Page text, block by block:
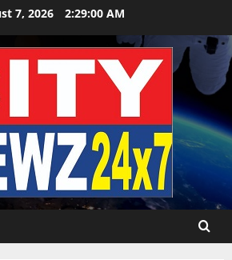
7, 2026 2:29:01 AM